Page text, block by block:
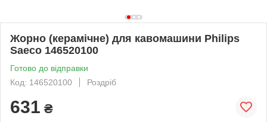
Жорно (керамічне) для кавомашини Philips
Saeco 146520100
Готово до відправки
Код: 146520100
Роздріб
631 ₴